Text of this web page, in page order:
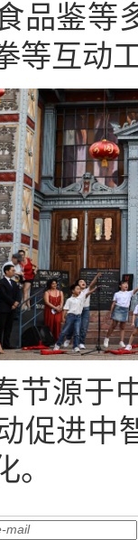
品鉴等
等互动
节源于
促进中